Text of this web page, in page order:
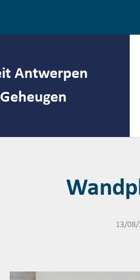
Antwerpen
13/08/